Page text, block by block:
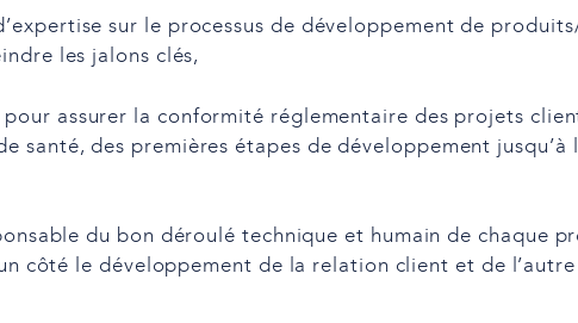
sur le processus de développement de
les jalons clés,
pour assurer la conformité réglementaire des projets
santé, des premières étapes de développement
du bon déroulé technique et humain de chaque
côté le développement de la relation client et de